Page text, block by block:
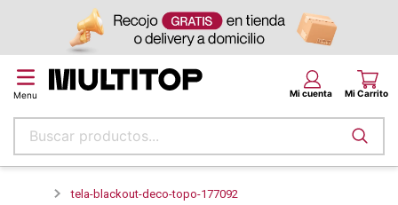
Buscar productos...
tela-blackout-deco-topo-177092